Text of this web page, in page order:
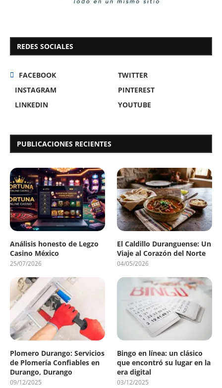
REDES SOCIALES
FACEBOOK
TWITTER
INSTAGRAM
PINTEREST
LINKEDIN
YOUTUBE
PUBLICACIONES RECIENTES
Análisis honesto de Legzo
Casino México
25/07/2026
El Caldillo Duranguense: Un
Viaje al Corazón del Norte
04/05/2026
Plomero Durango: Servicios
de Plomería Confiables en
Durango, Durango
09/12/2025
Bingo en línea: un clásico
que encontró su lugar en la
era digital
03/12/2025